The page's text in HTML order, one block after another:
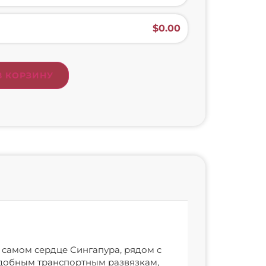
$‎0.00
КОРЗИНУ
сердце Сингапура, рядом с
транспортным развязкам,